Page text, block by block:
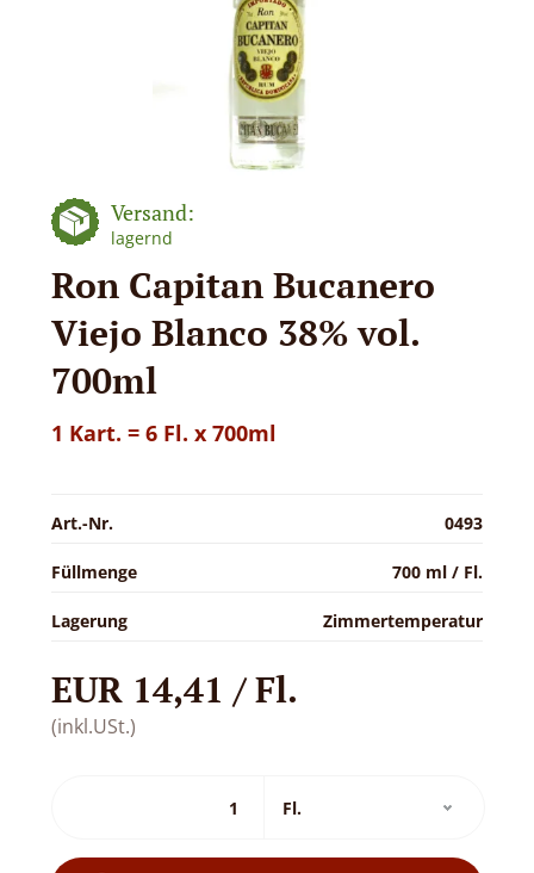
Versand:
lagernd
Ron Capitan Bucanero
Viejo Blanco 38% vol.
700ml
1 Kart. = 6 Fl. x 700ml
Art.-Nr. 0493
Füllmenge 700 ml / Fl.
Lagerung Zimmertemperatur
EUR 14,41 / Fl.
(inkl.USt.)